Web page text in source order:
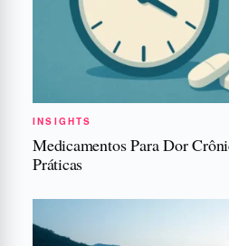
INSIGHTS
Medicamentos Para Dor
Práticas